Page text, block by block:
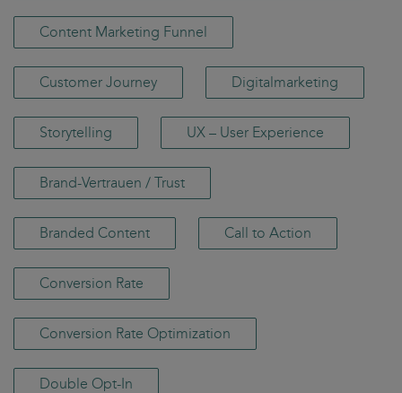
Content Marketing Funnel
Customer Journey Digitalmarketing
Storytelling UX – User Experience
Brand-Vertrauen / Trust
Branded Content Call to Action
Conversion Rate
Conversion Rate Optimization
Double Opt-In